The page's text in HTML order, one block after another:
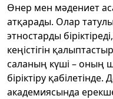
Өнер мен мәдениет
атқарады. Олар
этностарды
кеңістігін
саланың күші – оның
біріктіру
академиясында